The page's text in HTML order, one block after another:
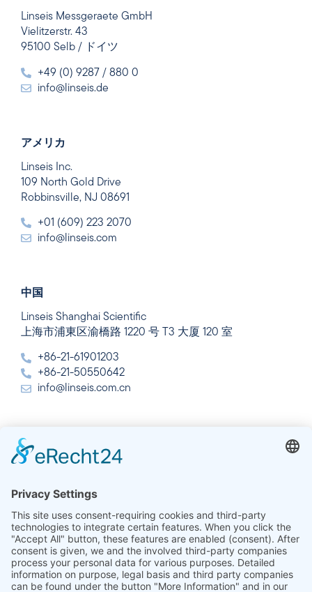
Linseis Messgeraete GmbH
Vielitzerstr. 43
95100 Selb / ドイツ
+49 (0) 9287 / 880 0
info@linseis.de
アメリカ
Linseis Inc.
109 North Gold Drive
Robbinsville, NJ 08691
+01 (609) 223 2070
info@linseis.com
中国
Linseis Shanghai Scientific
上海市浦東区渝橋路 1220 号 T3 大厦 120 室
+86-21-61901203
+86-21-50550642
info@linseis.com.cn
インド
Linseis Thermal Analysis India Pvt. Ltd.
Sector 23, Dwarka, 110077 New Delhi
+91-11-42883851
sales@linseis.in